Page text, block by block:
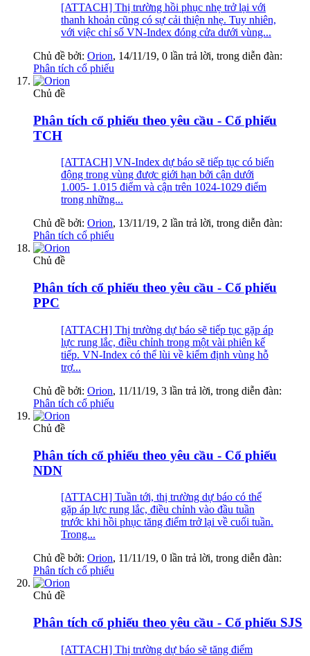
[ATTACH] Thị trường hồi phục nhẹ trở lại với
thanh khoản cũng có sự cải thiện nhẹ. Tuy nhiên,
với việc chỉ số VN-Index đóng cửa dưới vùng...
Chủ đề bởi: Orion, 14/11/19, 0 lần trả lời, trong diễn đàn:
Phân tích cổ phiếu
Chủ đề
Phân tích cổ phiếu theo yêu cầu - Cổ phiếu
TCH
[ATTACH] VN-Index dự báo sẽ tiếp tục có biến
động trong vùng được giới hạn bởi cận dưới
1.005- 1.015 điểm và cận trên 1024-1029 điểm
trong những...
Chủ đề bởi: Orion, 13/11/19, 2 lần trả lời, trong diễn đàn:
Phân tích cổ phiếu
Chủ đề
Phân tích cổ phiếu theo yêu cầu - Cổ phiếu
PPC
[ATTACH] Thị trường dự báo sẽ tiếp tục gặp áp
lực rung lắc, điều chỉnh trong một vài phiên kế
tiếp. VN-Index có thể lùi về kiểm định vùng hỗ
trợ...
Chủ đề bởi: Orion, 11/11/19, 3 lần trả lời, trong diễn đàn:
Phân tích cổ phiếu
Chủ đề
Phân tích cổ phiếu theo yêu cầu - Cổ phiếu
NDN
[ATTACH] Tuần tới, thị trường dự báo có thể
gặp áp lực rung lắc, điều chỉnh vào đầu tuần
trước khi hồi phục tăng điểm trở lại về cuối tuần.
Trong...
Chủ đề bởi: Orion, 11/11/19, 0 lần trả lời, trong diễn đàn:
Phân tích cổ phiếu
Chủ đề
Phân tích cổ phiếu theo yêu cầu - Cổ phiếu SJS
[ATTACH] Thị trường dự báo sẽ tăng điểm